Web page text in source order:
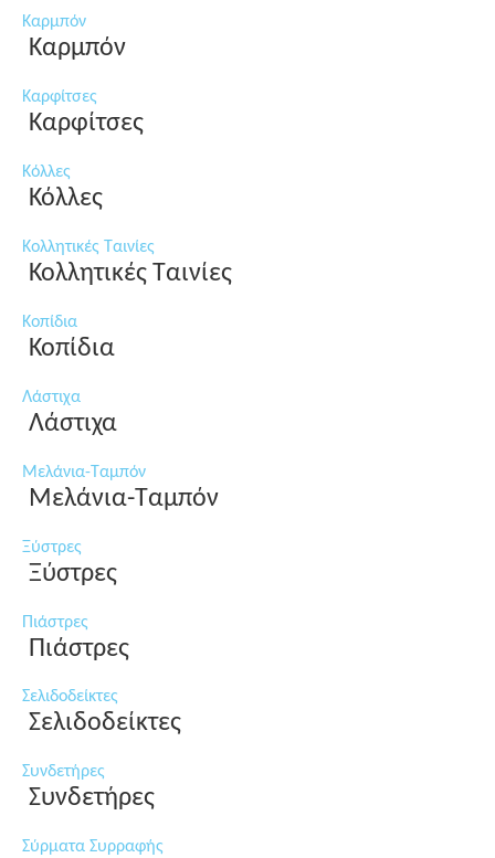
Καρμπόν
Καρμπόν
Καρφίτσες
Καρφίτσες
Κόλλες
Κόλλες
Κολλητικές Ταινίες
Κολλητικές Ταινίες
Κοπίδια
Κοπίδια
Λάστιχα
Λάστιχα
Μελάνια-Ταμπόν
Μελάνια-Ταμπόν
Ξύστρες
Ξύστρες
Πιάστρες
Πιάστρες
Σελιδοδείκτες
Σελιδοδείκτες
Συνδετήρες
Συνδετήρες
Σύρματα Συρραφής